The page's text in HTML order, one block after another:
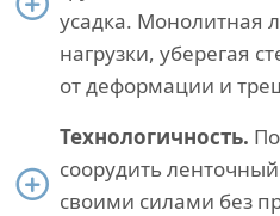
усадка. Монолитная
нагрузки, уберегая
от деформации и
Технологичность.
соорудить
своими силами без